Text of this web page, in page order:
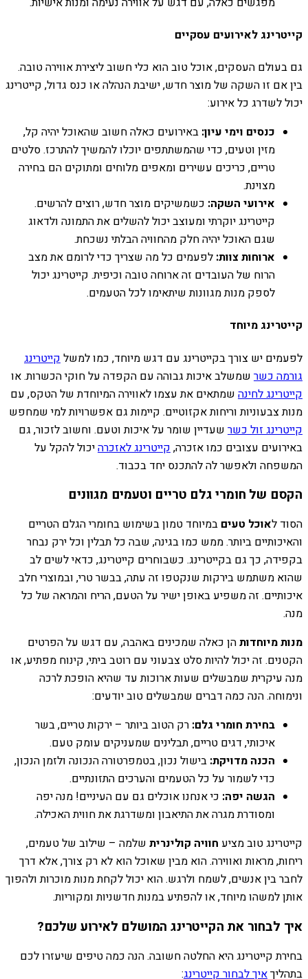
קייטרינג לאירועים עסקיים
גם בעולם העסקים, אוכל טוב הוא כלי חשוב ליצירת אווירה טובה.
בין אם זו השקה של מוצר חדש, ישיבת הנהלה או כנס גדול, קייטרינג
יכול לשדרג כל אירוע:
כנסים וימי עיון: באירועים כאלה חשוב שהאוכל יהיה קל,
מזין וטעים, כדי שהמשתתפים יוכלו להמשיך להתרכז. סלטים
טריים, כריכים עשירים ומאפים מלוחים ומתוקים הם בחירה
מצוינת.
אירועי השקה: כשמשיקים מוצר חדש, רוצים להרשים.
קייטרינג יוקרתי ומעוצב יכול להשלים את התמונה ולדאוג
שגם האוכל יהיה חלק מהחוויה הבלתי נשכחת.
ארוחות צוות: לפעמים כל מה שצריך כדי לרומם את מצב
הרוח של העובדים זה ארוחה טובה וכיפית. קייטרינג יכול
לספק מנות מגוונות שיתאימו לכל הטעמים.
קייטרינג מיוחד
לפעמים יש צורך בקייטרינג עם דגש מיוחד, כמו למשל קייטרינג
גורמה כשר שמשלב איכות גבוהה עם הקפדה על חוקי הכשרות. או
קייטרינג לחינה שמתאים את עצמו לאווירה המיוחדת של הטקס, עם
מנות צבעוניות וריחות אקזוטיים. קיימות גם אפשרויות למי שמחפש
קייטרינג זול כשר שעדיין שומר על איכות וטעם. וחשוב לזכור, גם
באירועים עצובים כמו אזכרה, קייטרינג לאזכרהיכול להקל על
המשפחה ולאפשר לה להתכנס יחד בכבוד.
הקסם של חומרי גלם טריים וטעמים מגוונים
הסוד לאוכל טעים במיוחד טמון בשימוש בחומרי הגלם הטריים
והאיכותיים ביותר. ממש כמו בגינה, שבה כל תבלין וכל ירק נבחר
בקפידה, כך גם בקייטרינג. כשבוחרים קייטרינג, כדאי לשים לב
שהוא משתמש בירקות שנקטפו זה עתה, בבשר טרי, ובמוצרי חלב
איכותיים. זה משפיע באופן ישיר על הטעם, הריח והמראה של כל
מנה.
מנות מיוחדותהן כאלה שמכינים באהבה, עם דגש על הפרטים
הקטנים. זה יכול להיות סלט צבעוני עם רוטב ביתי, קינוח מפתיע, או
מנה עיקרית שמבשלים שעות ארוכות עד שהיא הופכת לרכה
ונימוחה. הנה כמה דברים שמבשלים טוב יודעים:
בחירת חומרי גלם: רק הטוב ביותר – ירקות טריים, בשר
איכותי, דגים טריים, תבלינים שמעניקים עומק טעם.
הכנה מדויקת: בישול נכון, בטמפרטורה הנכונה ולזמן הנכון,
כדי לשמור על כל הטעמים והערכים התזונתיים.
הגשה יפה: כי אנחנו אוכלים גם עם העיניים! מנה יפה
ומסודרת מגרה את התיאבון ומשדרגת את חווית האכילה.
קייטרינג טוב מציע חוויה קולינרית שלמה – שילוב של טעמים,
ריחות, מראות ואווירה. הוא מבין שאוכל הוא לא רק צורך, אלא דרך
לחבר בין אנשים, לשמח ולרגש. הוא יכול לקחת מנות מוכרות ולהפוך
אותן למשהו מיוחד, או להפתיע במנות חדשניות ומקוריות.
איך לבחור את הקייטרינג המושלם לאירוע שלכם?
בחירת קייטרינג היא החלטה חשובה. הנה כמה טיפים שיעזרו לכם
בתהליךאיך לבחור קייטרינג: